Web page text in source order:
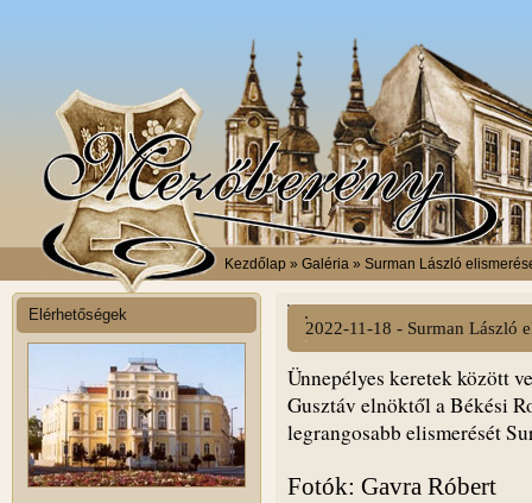
Kezdőlap » Galéria » Surman László
Elérhetőségek
2022-11-18 - Surman László
Ünnepélyes keretek között
Gusztáv elnöktől a Békési
legrangosabb elismerését
Fotók: Gavra Róbert